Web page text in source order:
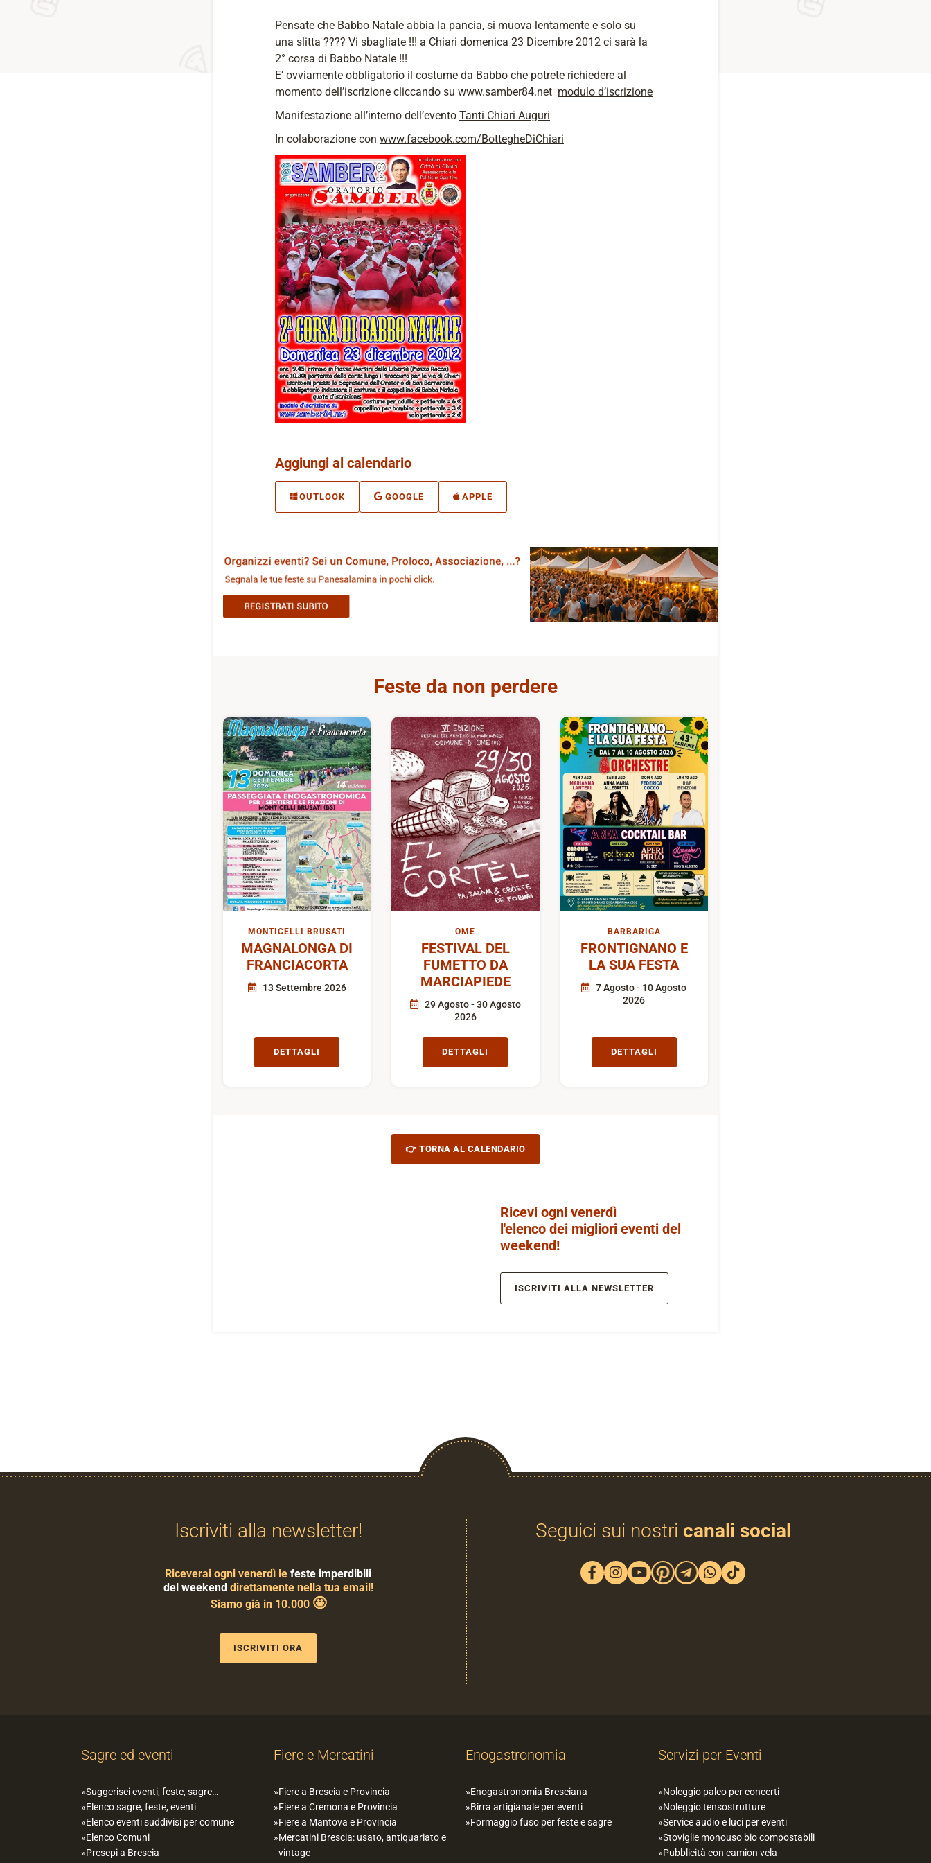
Pensate che Babbo Natale abbia la pancia, si muova lentamente e solo su
una slitta ???? Vi sbagliate !!! a Chiari domenica 23 Dicembre 2012 ci sarà la
2° corsa di Babbo Natale !!!
E’ ovviamente obbligatorio il costume da Babbo che potrete richiedere al
momento dell’iscrizione cliccando su www.samber84.net modulo d’iscrizione
Manifestazione all’interno dell’evento Tanti Chiari Auguri
In colaborazione con www.facebook.com/BottegheDiChiari
Aggiungi al calendario
OUTLOOK GOOGLE APPLE
Feste da non perdere
MONTICELLI BRUSATI
MAGNALONGA DI
FRANCIACORTA
13 Settembre 2026
DETTAGLI
OME
FESTIVAL DEL
FUMETTO DA
MARCIAPIEDE
29 Agosto - 30 Agosto
2026
DETTAGLI
BARBARIGA
FRONTIGNANO E
LA SUA FESTA
7 Agosto - 10 Agosto
2026
DETTAGLI
👉 TORNA AL CALENDARIO
Ricevi ogni venerdì
l'elenco dei migliori eventi del
weekend!
ISCRIVITI ALLA NEWSLETTER
Iscriviti alla newsletter!
Riceverai ogni venerdì le feste imperdibili
del weekenddirettamente nella tua email!
Siamo già in 10.000 🤩
ISCRIVITI ORA
Seguici sui nostri canali social
Sagre ed eventi
Suggerisci eventi, feste, sagre…
Elenco sagre, feste, eventi
Elenco eventi suddivisi per comune
Elenco Comuni
Presepi a Brescia
Fiere e Mercatini
Fiere a Brescia e Provincia
Fiere a Cremona e Provincia
Fiere a Mantova e Provincia
Mercatini Brescia: usato, antiquariato e
vintage
Enogastronomia
Enogastronomia Bresciana
Birra artigianale per eventi
Formaggio fuso per feste e sagre
Servizi per Eventi
Noleggio palco per concerti
Noleggio tensostrutture
Service audio e luci per eventi
Stoviglie monouso bio compostabili
Pubblicità con camion vela